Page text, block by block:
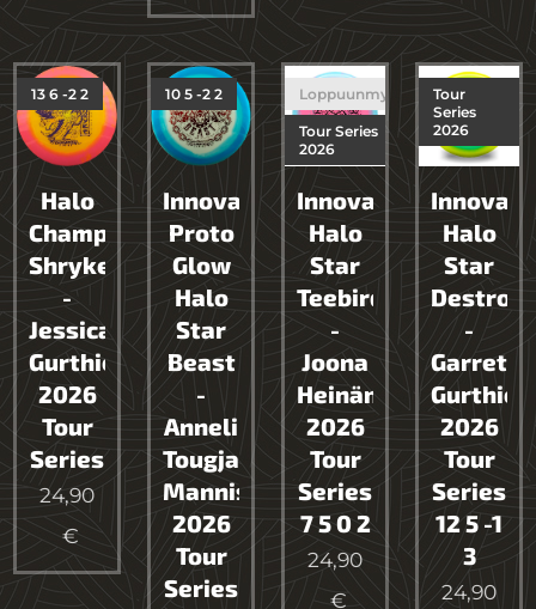
Halo
Champion
Shryke
-
Jessica
Gurthie
2026
Tour
Series
13 6 -2 2
24,90
€
Innova
Proto
Glow
Halo
Star
Beast
-
Anneli
Tougjas-
Manniste
2026
Tour
Series
10 5 -2 2
Innova
Halo
Star
Teebird
-
Joona
Heinänen
2026
Tour
Series
7 5 0 2
Loppuunmyyty
Tour Series
2026
24,90
€
Innova
Halo
Star
-
Garrett
Gurthie
2026
Tour
Series
12 5 -1
3
Tour
Series
2026
24,90